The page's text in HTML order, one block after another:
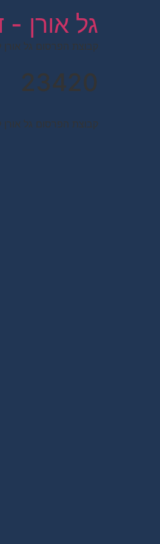
גל אורן -
קבוצת הפרסום גל אורן
23420
קבוצת הפרסום גל אורן